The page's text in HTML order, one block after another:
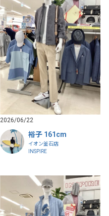
2026/06/22
裕子 161cm
イオン釜石店
INSPIRE